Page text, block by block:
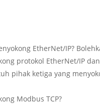
EtherNet/IP?
protokol EtherNet/IP
pihak ketiga yang
Modbus TCP?